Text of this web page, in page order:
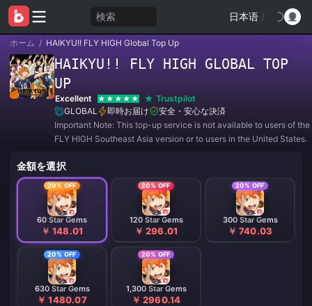
検索 日本语 /
ホーム / HAIKYU!! FLY HIGH Global Top Up
HAIKYU!! FLY HIGH GLOBAL TOP
UP
Excellent
Trustpilot
GLOBAL
即時お届け
安全・安心な決済
Important Note: This top-up service is not available to users of the
FLY HIGH Southeast Asia version or to users in the United States.
金額を選択
20% OFF
60 Star Gems
￥ 148.01
20% OFF
120 Star Gems
￥ 296.01
20% OFF
300 Star Gems
￥ 740.03
20% OFF
630 Star Gems
￥ 1480.07
20% OFF
1,300 Star Gems
￥ 2960.14